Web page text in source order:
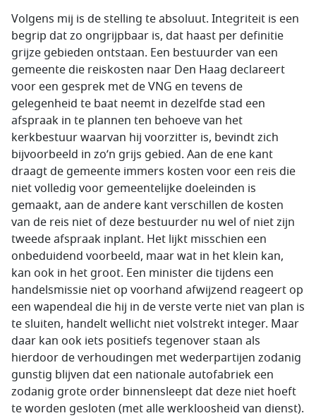
Volgens mij is de stelling te absoluut. Integriteit is een
begrip dat zo ongrijpbaar is, dat haast per definitie
grijze gebieden ontstaan. Een bestuurder van een
gemeente die reiskosten naar Den Haag declareert
voor een gesprek met de VNG en tevens de
gelegenheid te baat neemt in dezelfde stad een
afspraak in te plannen ten behoeve van het
kerkbestuur waarvan hij voorzitter is, bevindt zich
bijvoorbeeld in zo’n grijs gebied. Aan de ene kant
draagt de gemeente immers kosten voor een reis die
niet volledig voor gemeentelijke doeleinden is
gemaakt, aan de andere kant verschillen de kosten
van de reis niet of deze bestuurder nu wel of niet zijn
tweede afspraak inplant. Het lijkt misschien een
onbeduidend voorbeeld, maar wat in het klein kan,
kan ook in het groot. Een minister die tijdens een
handelsmissie niet op voorhand afwijzend reageert op
een wapendeal die hij in de verste verte niet van plan is
te sluiten, handelt wellicht niet volstrekt integer. Maar
daar kan ook iets positiefs tegenover staan als
hierdoor de verhoudingen met wederpartijen zodanig
gunstig blijven dat een nationale autofabriek een
zodanig grote order binnensleept dat deze niet hoeft
te worden gesloten (met alle werkloosheid van dienst).